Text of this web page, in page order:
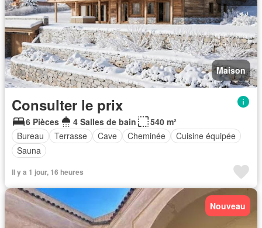
Maison
Consulter le prix
6 Pièces 4 Salles de bain
540 m²
Bureau
Terrasse Cave Cheminée
Cuisine équipée
Sauna
Il y a 1 jour, 16 heures
Nouveau